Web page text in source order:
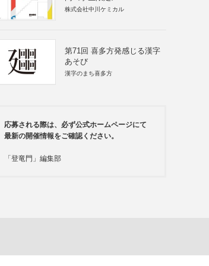
株式会社中川ケミカル
第71回 喜多方発感じる漢字
あそび
漢字のまち喜多方
応募される際は、必ず公式ホームページにて
最新の開催情報をご確認ください。
「登竜門」編集部